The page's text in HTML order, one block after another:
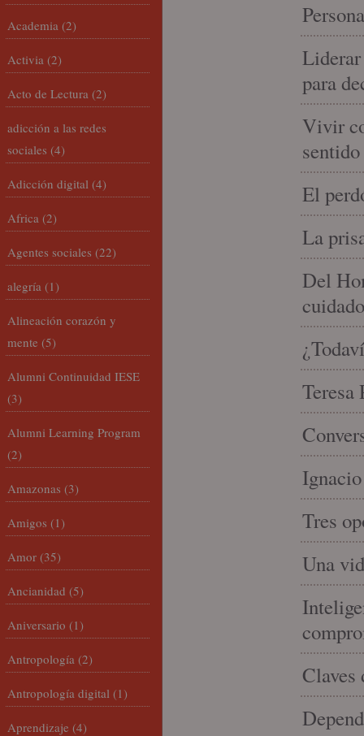
para
Vivir
El
La
Del
cuidado
Teresa
Tres
Una
Claves
Academia (2)
Activia (2)
Acto de Lectura (2)
adicción a las redes
sociales (4)
Adicción digital (4)
Africa (2)
Agentes sociales (22)
alegría (1)
Alineación corazón y
mente (5)
Alumni Continuidad IESE
(3)
Alumni Learning Program
(2)
Amazonas (3)
Amigos (1)
Amor (35)
Ancianidad (5)
Aniversario (1)
Antropología (2)
Antropología digital (1)
Aprendizaje (4)